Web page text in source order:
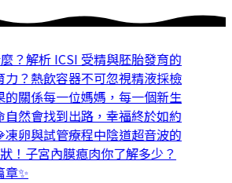
解析 ICSI 受精與胚胎發育的
？熱飲容器不可忽視精液採檢
關係每一位媽媽，每一個新生
然會找到出路，幸福終於如約
卵與試管療程中陰道超音波的
子宮內膜瘜肉你了解多少？
✨